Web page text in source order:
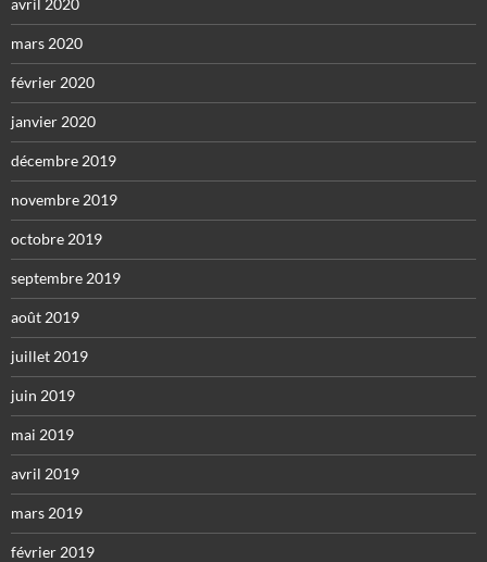
avril 2020
mars 2020
février 2020
janvier 2020
décembre 2019
novembre 2019
octobre 2019
septembre 2019
août 2019
juillet 2019
juin 2019
mai 2019
avril 2019
mars 2019
février 2019